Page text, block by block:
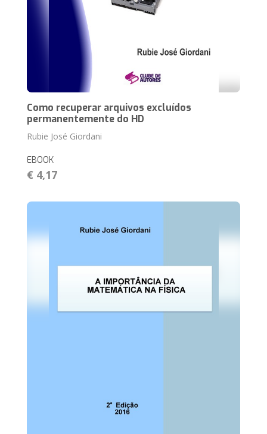
Como recuperar arquivos excluídos
permanentemente do HD
Rubie José Giordani
EBOOK
€ 4,17